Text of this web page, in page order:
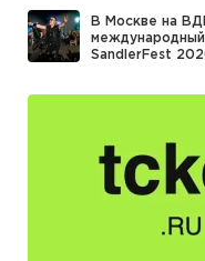
В Москве на
SandlerFest